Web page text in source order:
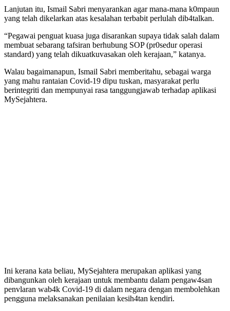
Lanjutan itu, Ismail Sabri menyarankan agar mana-mana k0mpaun
yang telah dikelarkan atas kesalahan terbabit perlulah dib4talkan.
“Pegawai penguat kuasa juga disarankan supaya tidak salah dalam
membuat sebarang tafsiran berhubung SOP (pr0sedur operasi
standard) yang telah dikuatkuvasakan oleh kerajaan,” katanya.
Walau bagaimanapun, Ismail Sabri memberitahu, sebagai warga
yang mahu rantaian Covid-19 dipu tuskan, masyarakat perlu
berintegriti dan mempunyai rasa tanggungjawab terhadap aplikasi
MySejahtera.
Ini kerana kata beliau, MySejahtera merupakan aplikasi yang
dibangunkan oleh kerajaan untuk membantu dalam pengaw4san
penvlaran wab4k Covid-19 di dalam negara dengan membolehkan
pengguna melaksanakan penilaian kesih4tan kendiri.